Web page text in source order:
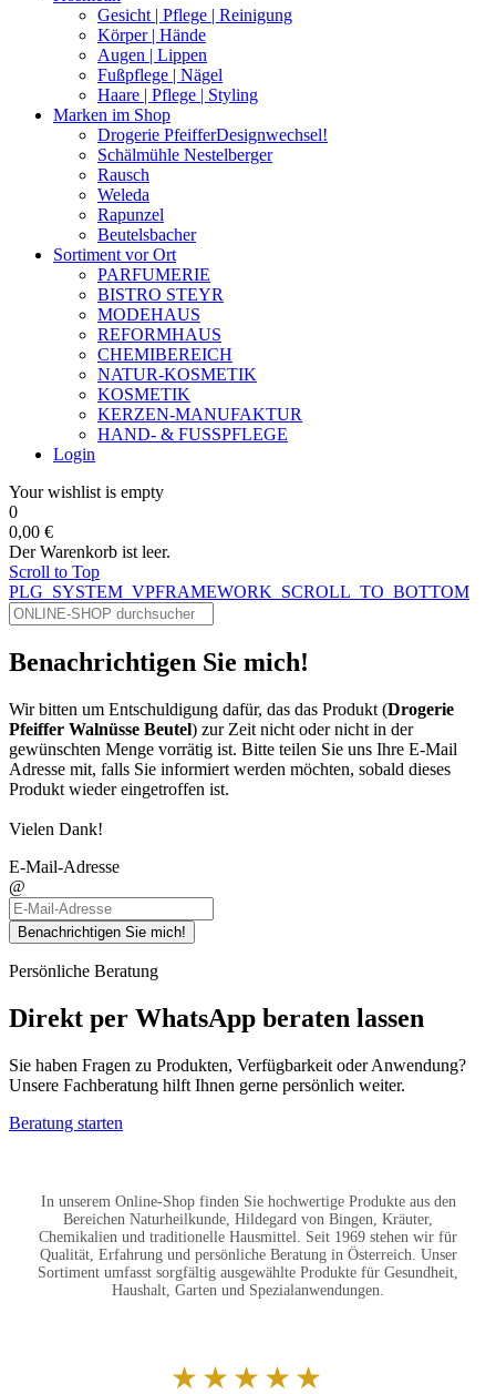
Gesicht | Pflege | Reinigung
Körper | Hände
Augen | Lippen
Fußpflege | Nägel
Haare | Pflege | Styling
Marken im Shop
Drogerie PfeifferDesignwechsel!
Schälmühle Nestelberger
Rausch
Weleda
Rapunzel
Beutelsbacher
Sortiment vor Ort
PARFUMERIE
BISTRO STEYR
MODEHAUS
REFORMHAUS
CHEMIBEREICH
NATUR-KOSMETIK
KOSMETIK
KERZEN-MANUFAKTUR
HAND- & FUSSPFLEGE
Login
Your wishlist is empty
0
0,00 €
Der Warenkorb ist leer.
Scroll to Top
PLG_SYSTEM_VPFRAMEWORK_SCROLL_TO_BOTTOM
Benachrichtigen Sie mich!
Wir bitten um Entschuldigung dafür, das das Produkt (Drogerie
Pfeiffer Walnüsse Beutel) zur Zeit nicht oder nicht in der
gewünschten Menge vorrätig ist. Bitte teilen Sie uns Ihre E-Mail
Adresse mit, falls Sie informiert werden möchten, sobald dieses
Produkt wieder eingetroffen ist.
Vielen Dank!
E-Mail-Adresse
@
Benachrichtigen Sie mich!
Persönliche Beratung
Direkt per WhatsApp beraten lassen
Sie haben Fragen zu Produkten, Verfügbarkeit oder Anwendung?
Unsere Fachberatung hilft Ihnen gerne persönlich weiter.
Beratung starten
In unserem Online-Shop finden Sie hochwertige Produkte aus den
Bereichen Naturheilkunde, Hildegard von Bingen, Kräuter,
Chemikalien und traditionelle Hausmittel. Seit 1969 stehen wir für
Qualität, Erfahrung und persönliche Beratung in Österreich. Unser
Sortiment umfasst sorgfältig ausgewählte Produkte für Gesundheit,
Haushalt, Garten und Spezialanwendungen.
★★★★★